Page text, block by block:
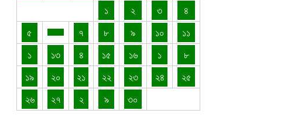
১ ২ ৩
৪
৫
৭ ৮ ৯ ১০
১১
১
১৩ ৪ ১৫ ১৬ ১
৮
১৯
২০ ২১ ২২ ২৩ ২৪
২৫
২৬
২৭ ২ ৯ ৩০